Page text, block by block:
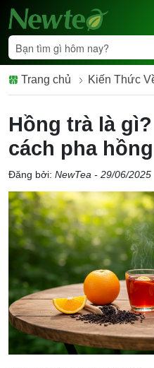
Trang chủ Kiến Thức
Hồng trà là
cách pha
Đăng bởi: NewTea - 29/06/2025